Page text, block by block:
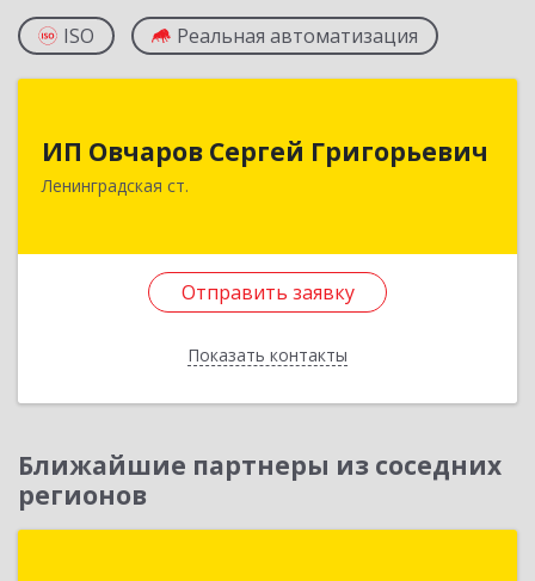
ISO Реальная автоматизация
ИП Овчаров Сергей Григорьевич
Ленинградская ст.
Отправить заявку
Показать контакты
353740, Краснодарский край, Ленинградский р-
н, Ленинградская ст-ца, Космонавтов ул, дом
Назад
Ближайшие партнеры из соседних
регионов